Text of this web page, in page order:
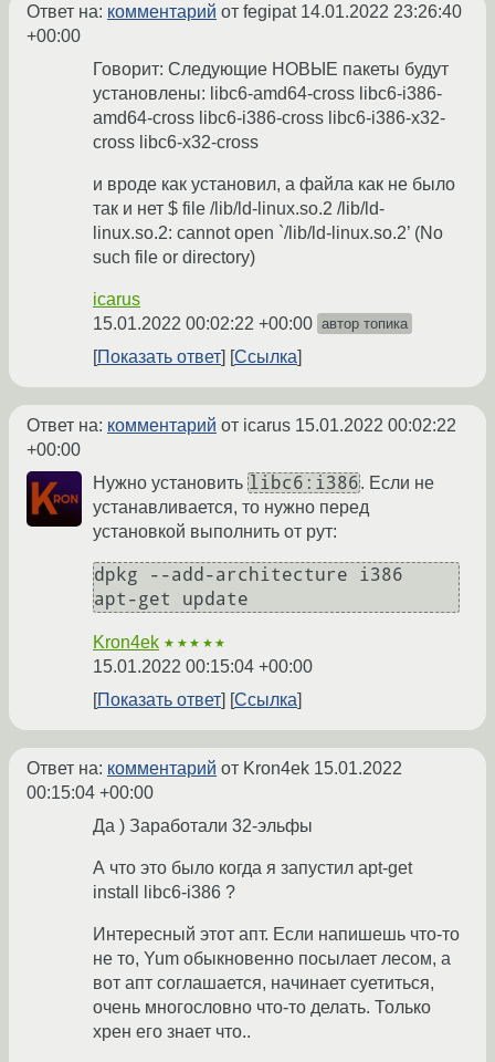
Ответ на: комментарий от fegipat 14.01.2022 23:26:40
+00:00
Говорит: Следующие НОВЫЕ пакеты будут
установлены: libc6-amd64-cross libc6-i386-
amd64-cross libc6-i386-cross libc6-i386-x32-
cross libc6-x32-cross
и вроде как установил, а файла как не было
так и нет $ file /lib/ld-linux.so.2 /lib/ld-
linux.so.2: cannot open `/lib/ld-linux.so.2’ (No
such file or directory)
icarus
15.01.2022 00:02:22 +00:00 автор топика
Показать ответ Ссылка
Ответ на: комментарий от icarus 15.01.2022 00:02:22
+00:00
Нужно установить libc6:i386. Если не
устанавливается, то нужно перед
установкой выполнить от рут:
dpkg --add-architecture i386
Kron4ek ★★★★★
15.01.2022 00:15:04 +00:00
Показать ответ
Ссылка
Ответ на: комментарий от Kron4ek 15.01.2022
00:15:04 +00:00
Да ) Заработали 32-эльфы
А что это было когда я запустил apt-get
install libc6-i386 ?
Интересный этот апт. Если напишешь что-то
не то, Yum обыкновенно посылает лесом, а
вот апт соглашается, начинает суетиться,
очень многословно что-то делать. Только
хрен его знает что..